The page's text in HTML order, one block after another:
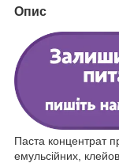
Опис
Паста концентрат
емульсійних,